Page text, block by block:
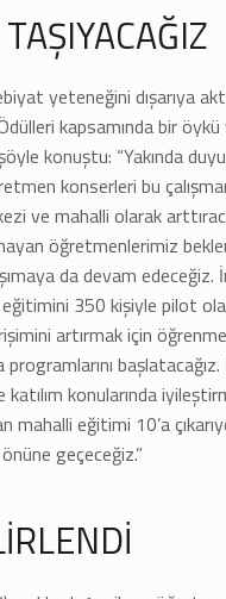
yeteneğini dışarıya
kapsamında bir öykü
konuştu: “Yakında
konserleri bu
ve mahalli olarak
öğretmenlerimiz
da devam edeceğiz.
350 kişiyle pilot
artırmak için
konularında
mahalli eğitimi 10’a
geçeceğiz.”